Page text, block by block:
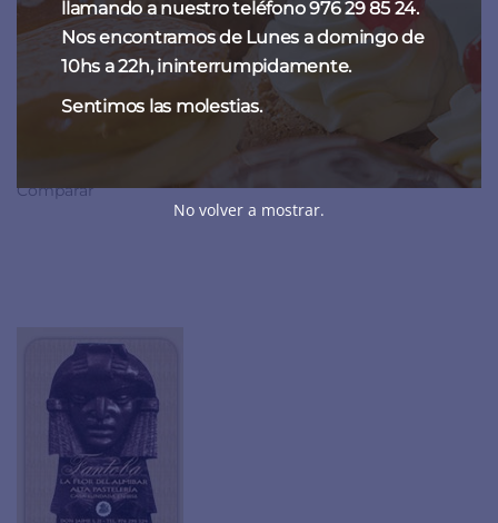
Contactacon la Pastelería Fantoba de Zaragoza para
diferentes tamaños de estuches.
Teléfono: 976 298 524
Comparar
llamando a nuestro teléfono 976 29 85 24.
Nos encontramos de Lunes a domingo de
10hs a 22h, ininterrumpidamente.
Sentimos las molestias.
No volver a mostrar.